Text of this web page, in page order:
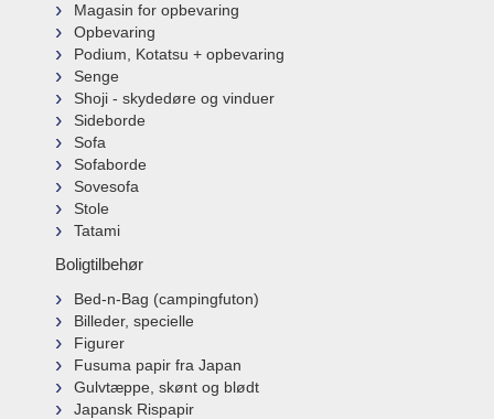
Magasin for opbevaring
Opbevaring
Podium, Kotatsu + opbevaring
Senge
Shoji - skydedøre og vinduer
Sideborde
Sofa
Sofaborde
Sovesofa
Stole
Tatami
Boligtilbehør
Bed-n-Bag (campingfuton)
Billeder, specielle
Figurer
Fusuma papir fra Japan
Gulvtæppe, skønt og blødt
Japansk Rispapir